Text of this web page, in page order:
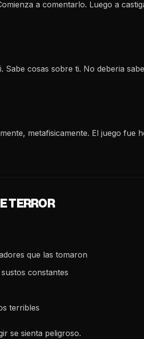
a comentarlo. Luego a
cosas sobre ti. No deberia
metafisicamente. El juego fue
TERROR
que las tomaron
constantes
terribles
se sienta peligroso.